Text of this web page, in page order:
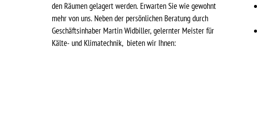
den Räumen gelagert werden. Erwarten Sie wie gewohnt
mehr von uns. Neben der persönlichen Beratung durch
Geschäftsinhaber Martin Widbiller, gelernter Meister für
Kälte- und Klimatechnik, bieten wir Ihnen: